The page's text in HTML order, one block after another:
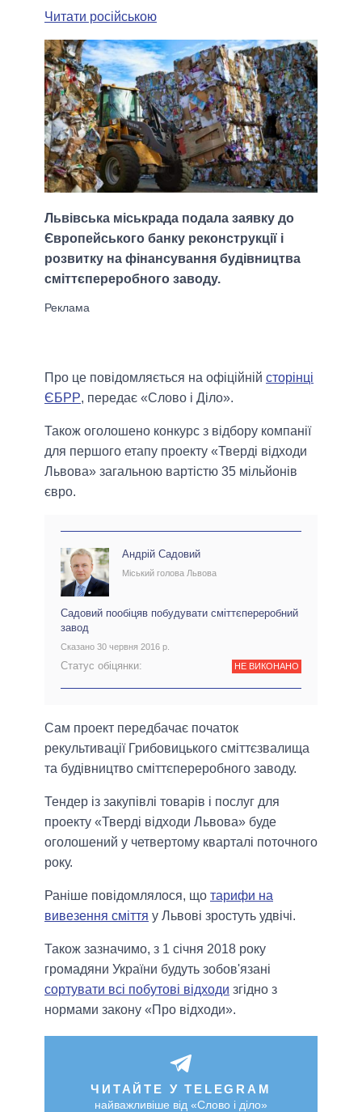
Читати російською
Львівська міськрада подала заявку до
Європейського банку реконструкції і
розвитку на фінансування будівництва
сміттєпереробного заводу.
Про це повідомляється на офіційній сторінці
ЄБРР, передає «Слово і Діло».
Також оголошено конкурс з відбору компанії
для першого етапу проекту «Тверді відходи
Львова» загальною вартістю 35 мільйонів
євро.
Андрій Садовий
Міський голова Львова
Садовий пообіцяв побудувати сміттєпереробний
завод
Сказано 30 червня 2016 р.
Статус обіцянки: НЕ ВИКОНАНО
Сам проект передбачає початок
рекультивації Грибовицького сміттєзвалища
та будівництво сміттєпереробного заводу.
Тендер із закупівлі товарів і послуг для
проекту «Тверді відходи Львова» буде
оголошений у четвертому кварталі поточного
року.
Раніше повідомлялося, що тарифи на
вивезення сміття у Львові зростуть удвічі.
Також зазначимо, з 1 січня 2018 року
громадяни України будуть зобов'язані
сортувати всі побутові відходи згідно з
нормами закону «Про відходи».
ЧИТАЙТЕ У TELEGRAM
найважливіше від «Слово і діло»